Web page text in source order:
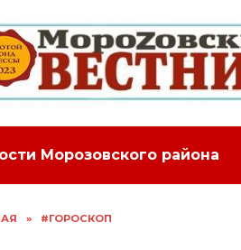
Морозовского района
» #ГОРОСКОП